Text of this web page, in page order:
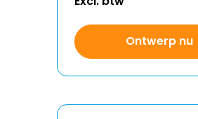
Ontwerp nu